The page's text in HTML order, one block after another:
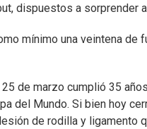
dispuestos a sorprender
mínimo una veintena de
de marzo cumplió 35
del Mundo. Si bien hoy
de rodilla y ligamento